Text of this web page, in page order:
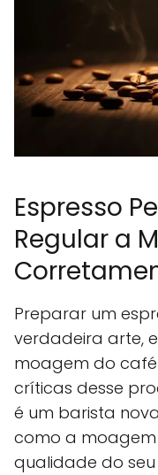
Espresso
Regular a
Preparar um
verdadeira arte,
moagem do
críticas desse
é um barista
como a
qualidade do